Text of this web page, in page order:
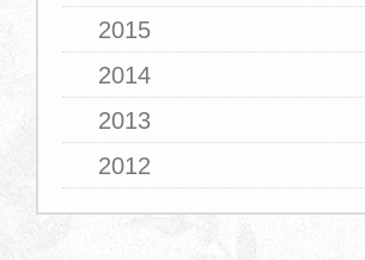
2015
2014
2013
2012